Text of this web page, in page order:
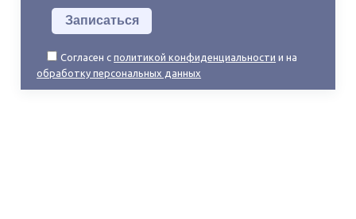
Согласен сполитикой конфиденциальности и на
обработку персональных данных